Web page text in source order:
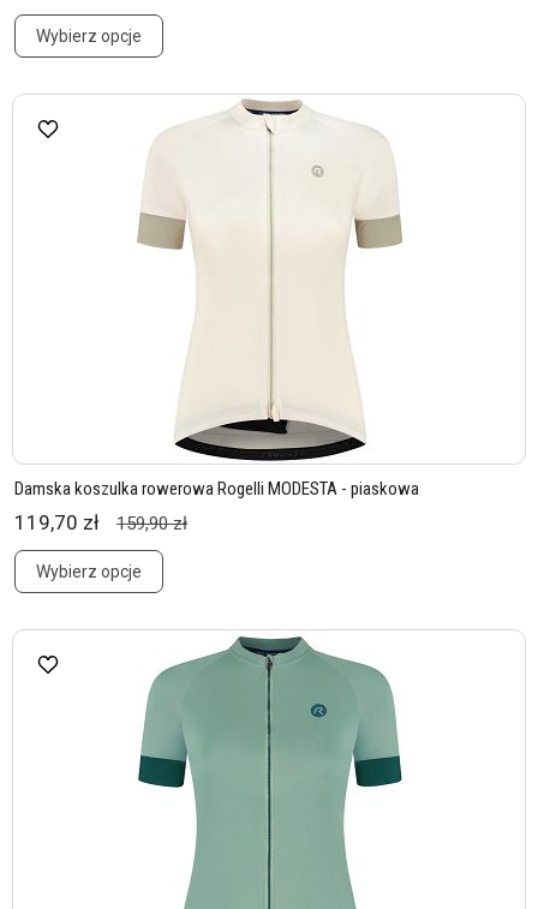
Wybierz opcje
Damska koszulka rowerowa Rogelli MODESTA - piaskowa
119,70 zł 159,90 zł
Wybierz opcje